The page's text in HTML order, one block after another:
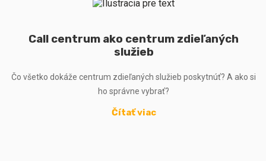
Call centrum ako centrum zdieľaných
služieb
Čo všetko dokáže centrum zdieľaných služieb poskytnúť? A ako si
ho správne vybrať?
Čítať viac